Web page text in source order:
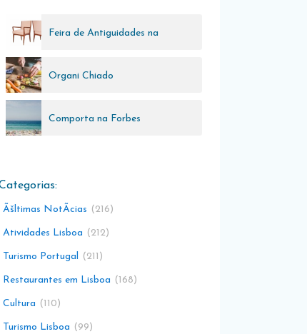
Feira de Antiguidades na
Cordoaria
Organi Chiado
Comporta na Forbes
Ãšltimas NotÃ­cias 216
Atividades Lisboa 212
Turismo Portugal 211
Restaurantes em Lisboa 168
Cultura 110
Turismo Lisboa 99